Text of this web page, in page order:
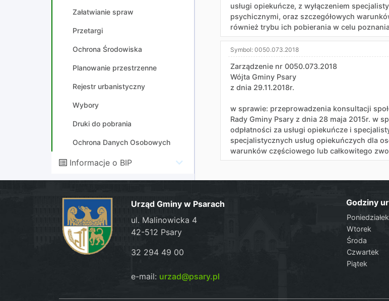
Załatwianie spraw
Przetargi
Ochrona Środowiska
Planowanie przestrzenne
Rejestr urbanistyczny
Wybory
Druki do pobrania
Ochrona Danych Osobowych
Informacje o BIP
usługi opiekuńcze, z wyłączeniem
psychicznymi, oraz szczegółowych
również trybu ich pobierania w celu
Symbol: 0050.073.2018
Zarządzenie nr 0050.073.2018
Wójta Gminy Psary
z dnia 29.11.2018r.
w sprawie: przeprowadzenia konsultacji
Rady Gminy Psary z dnia 28 maja 2015r. w
odpłatności za usługi opiekuńcze i
specjalistycznych usług opiekuńczych dla
warunków częściowego lub całkowitego
Urząd Gminy w Psarach
ul. Malinowicka 4
42-512 Psary
32 294 49 00
e-mail: urzad@psary.pl
Godziny
Poniedziałek
Wtorek
Środa
Czwartek
Piątek